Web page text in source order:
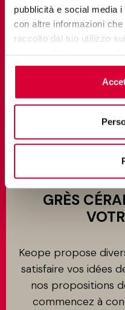
pubblicità e social media
con altre informazioni
raccolto dal tuo utilizzo
cookieclicchi qui. Il
cliccando sul tasto
cookie di profilazione
GRÈS
Keope propose
satisfaire vos idées
nos propositions
commencez à